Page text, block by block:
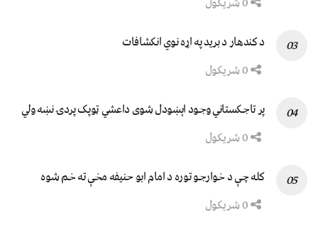
د کندهار د برید په اړه نوي انکشافات
پر تاجکستاني وجود اېښودل شوی داعشي ټوپک پردۍ نښه ولي
کله چې د خوارجو توره د امام ابو حنیفه مخې ته خم شوه